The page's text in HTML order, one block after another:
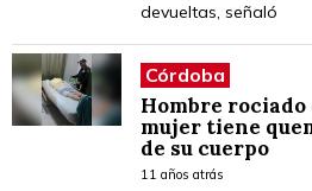
devueltas, señaló
Córdoba
Hombre
mujer tiene
de su cuerpo
11 años atrás